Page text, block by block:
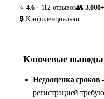
⭐ 4.6 · 112 отзывов👥 3,000+
🔒 Конфиденциально
Ключевые выводы
Недооценка
регистрацией